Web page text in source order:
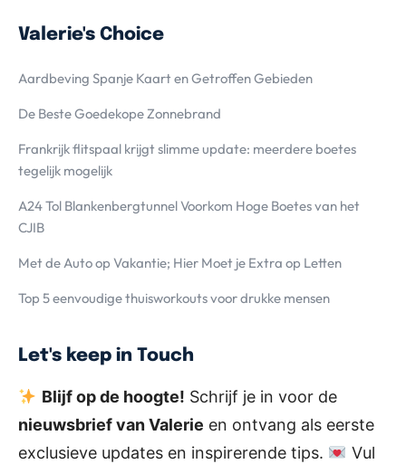
Valerie's Choice
Aardbeving Spanje Kaart en Getroffen Gebieden
De Beste Goedekope Zonnebrand
Frankrijk flitspaal krijgt slimme update: meerdere boetes
tegelijk mogelijk
A24 Tol Blankenbergtunnel Voorkom Hoge Boetes van het
CJIB
Met de Auto op Vakantie; Hier Moet je Extra op Letten
Top 5 eenvoudige thuisworkouts voor drukke mensen
Let's keep in Touch
Blijf op de hoogte! Schrijf je in voor de
nieuwsbrief van Valerie en ontvang als eerste
exclusieve updates en inspirerende tips.
Vul